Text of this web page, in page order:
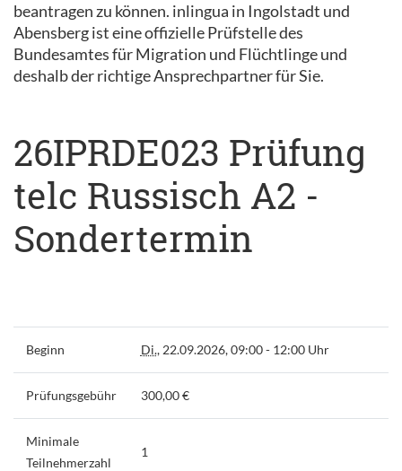
beantragen zu können. inlingua in Ingolstadt und
Abensberg ist eine offizielle Prüfstelle des
Bundesamtes für Migration und Flüchtlinge und
deshalb der richtige Ansprechpartner für Sie.
26IPRDE023 Prüfung
telc Russisch A2 -
Sondertermin
Beginn Di., 22.09.2026, 09:00 - 12:00 Uhr
Prüfungsgebühr 300,00 €
Minimale
Teilnehmerzahl
1